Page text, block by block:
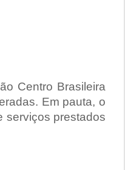
Centro Brasileira
Em pauta, o
serviços prestados